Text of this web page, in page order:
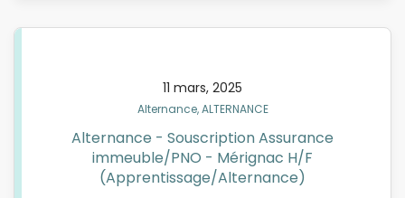
entreprise partenaire, spécialisée dans la
contrat d'apprentissage, pour préparer l’une de nos
formations diplômantes reconnues par l'Etat de
niveau 5 à niveau 7 (Bac+2, Bachelor/Bac+3 ou
Mastère/Bac+5). Optez pour l’alternance nouvelle
génération avec l'ISCOD !ProfilVous êtes
11 mars, 2025
Alternance, ALTERNANCE
Alternance - Souscription Assurance
immeuble/PNO - Mérignac H/F
(Apprentissage/Alternance)